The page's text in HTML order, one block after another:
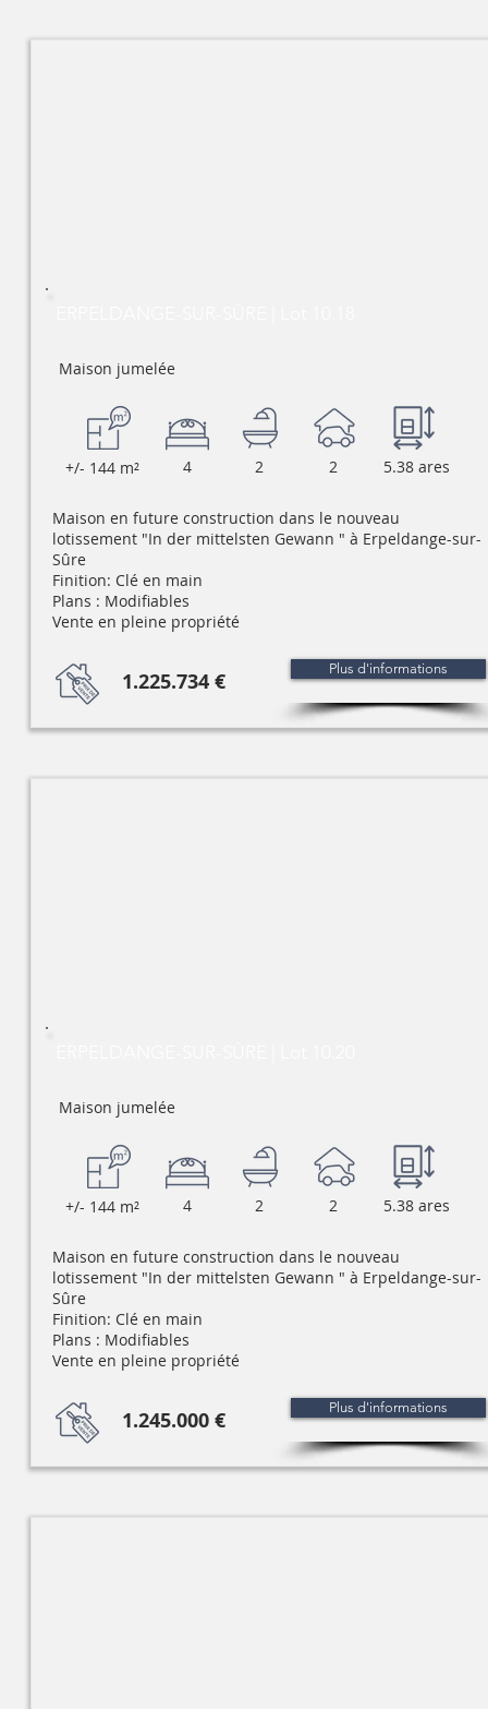
Maison jumelée
+/- 144 m² 4 2 2 5.38 ares
Maison en future construction dans le nouveau
lotissement "In der mittelsten Gewann " à Erpeldange-sur-
Sûre
Finition: Clé en main
Plans : Modifiables
Vente en pleine propriété
1.225.734 € Plus d'informations
Maison jumelée
+/- 144 m² 4 2 2 5.38 ares
Maison en future construction dans le nouveau
lotissement "In der mittelsten Gewann " à Erpeldange-sur-
Sûre
Finition: Clé en main
Plans : Modifiables
Vente en pleine propriété
1.245.000 € Plus d'informations